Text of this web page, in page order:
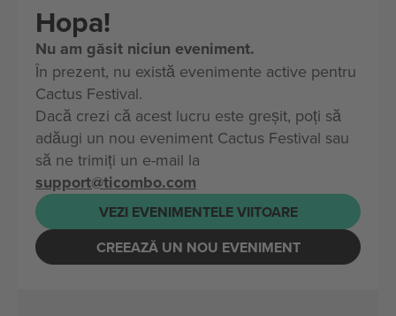
Hopa!
Nu am găsit niciun eveniment.
În prezent, nu există evenimente active pentru
Cactus Festival.
Dacă crezi că acest lucru este greșit, poți să
adăugi un nou eveniment Cactus Festival sau
să ne trimiți un e-mail la
support@ticombo.com
VEZI EVENIMENTELE VIITOARE
CREEAZĂ UN NOU EVENIMENT